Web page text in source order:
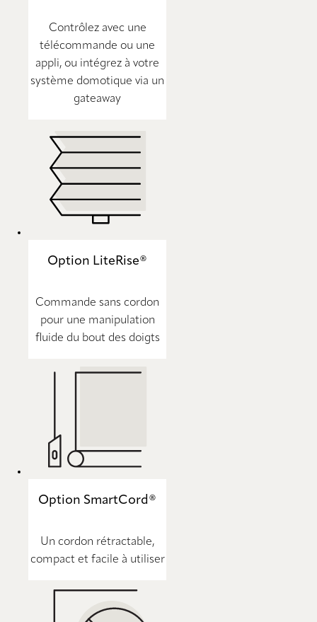
Contrôlez avec une
télécommande ou une
appli, ou intégrez à votre
système domotique via un
gateaway
Option LiteRise®
Commande sans cordon
pour une manipulation
fluide du bout des doigts
Option SmartCord®
Un cordon rétractable,
compact et facile à utiliser